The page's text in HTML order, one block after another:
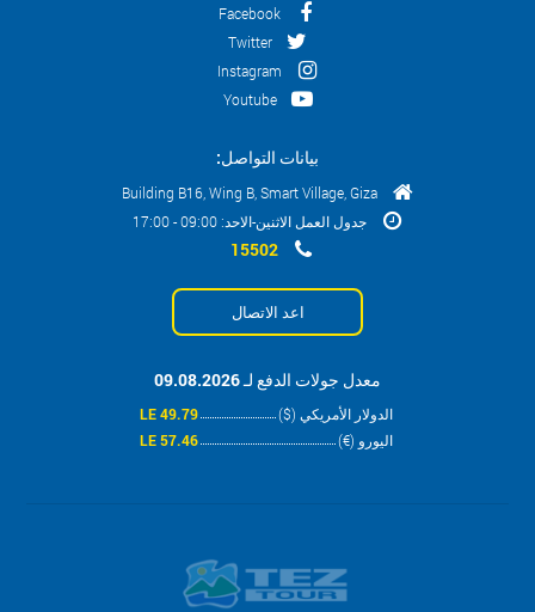
Facebook
Twitter
Instagram
Youtube
بيانات التواصل:
Building B16, Wing B, Smart Village, Giza
جدول العمل الاثنين-الاحد: 09:00 - 17:00
15502
اعد الاتصال
معدل جولات الدفع لـ 09.08.2026
الدولار الأمريكي ($)
49.79 LE
اليورو (€)
57.46 LE